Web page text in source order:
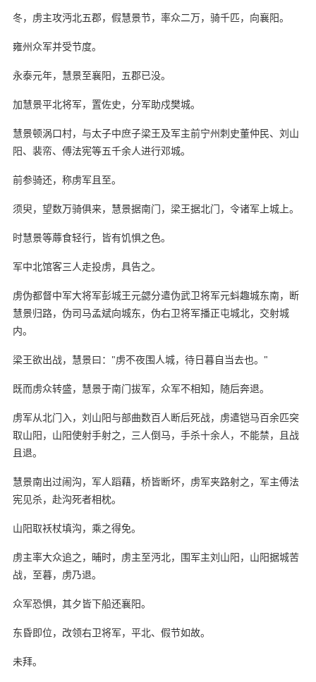
冬，虏主攻沔北五郡，假慧景节，率众二万，骑千匹，向襄阳。
雍州众军并受节度。
永泰元年，慧景至襄阳，五郡已没。
加慧景平北将军，置佐史，分军助戍樊城。
慧景顿涡口村，与太子中庶子梁王及军主前宁州刺史董仲民、刘山
阳、裴帟、傅法宪等五千余人进行邓城。
前参骑还，称虏军且至。
须臾，望数万骑俱来，慧景据南门，梁王据北门，令诸军上城上。
时慧景等蓐食轻行，皆有饥惧之色。
军中北馆客三人走投虏，具告之。
虏伪都督中军大将军彭城王元勰分遣伪武卫将军元蚪趣城东南，断
慧景归路，伪司马孟斌向城东，伪右卫将军播正屯城北，交射城
内。
梁王欲出战，慧景曰："虏不夜围人城，待日暮自当去也。"
既而虏众转盛，慧景于南门拔军，众军不相知，随后奔退。
虏军从北门入，刘山阳与部曲数百人断后死战，虏遣铠马百余匹突
取山阳，山阳使射手射之，三人倒马，手杀十余人，不能禁，且战
且退。
慧景南出过闹沟，军人蹈藉，桥皆断坏，虏军夹路射之，军主傅法
宪见杀，赴沟死者相枕。
山阳取袄杖填沟，乘之得免。
虏主率大众追之，晡时，虏主至沔北，围军主刘山阳，山阳据城苦
战，至暮，虏乃退。
众军恐惧，其夕皆下船还襄阳。
东昏即位，改领右卫将军，平北、假节如故。
未拜。